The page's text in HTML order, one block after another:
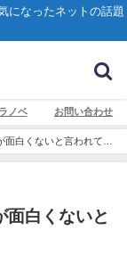
になったネットの話題
ラノベ お問い合わせ
面白くないと言われてる
面白くないと